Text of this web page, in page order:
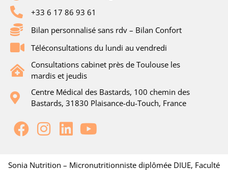
+33 6 17 86 93 61
Bilan personnalisé sans rdv – Bilan Confort
Téléconsultations du lundi au vendredi
Consultations cabinet près de Toulouse les
mardis et jeudis
Centre Médical des Bastards, 100 chemin des
Bastards, 31830 Plaisance-du-Touch, France
Sonia Nutrition – Micronutritionniste diplômée DIUE, Faculté